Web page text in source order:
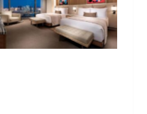
No Caption